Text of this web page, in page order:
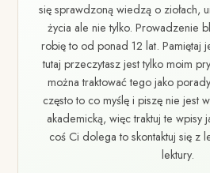
się sprawdzoną wiedzą o ziołach,
życia ale nie tylko. Prowadzenie
robię to od ponad 12 lat. Pamiętaj
tutaj przeczytasz jest tylko moim
można traktować tego jako
często to co myślę i piszę nie jest
akademicką, więc traktuj te wpisy
coś Ci dolega to skontaktuj się z
lektury.